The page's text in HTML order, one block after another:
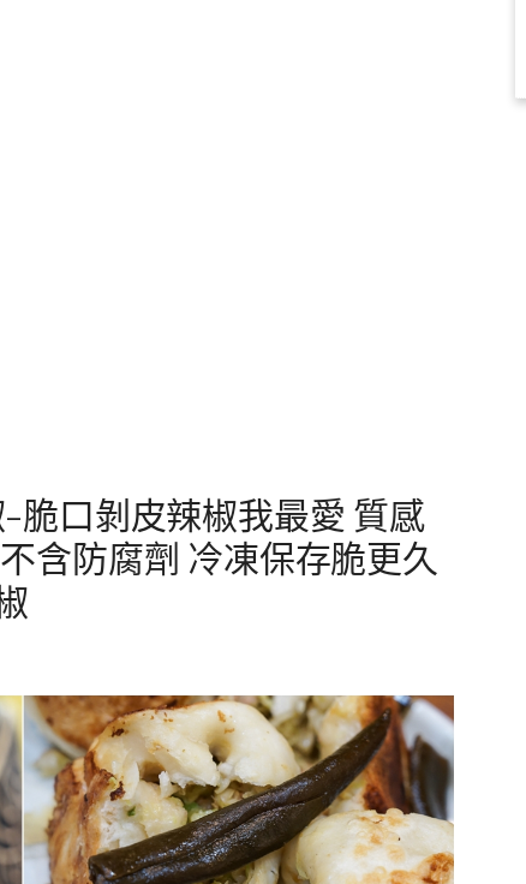
脆口剝皮辣椒我最愛 質感
含防腐劑 冷凍保存脆更久